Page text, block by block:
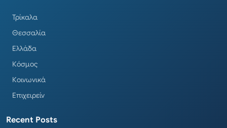
Τρίκαλα
Θεσσαλία
Ελλάδα
Κόσμος
Κοινωνικά
Επιχειρείν
Recent Posts